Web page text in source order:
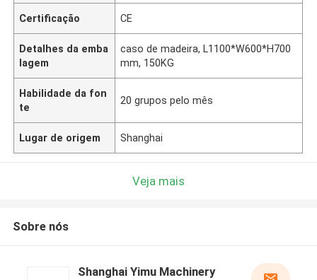
Certificação CE
Detalhes da emba
lagem
caso de madeira, L1100*W600*H700
mm, 150KG
Habilidade da fon
te
20 grupos pelo mês
Lugar de origem Shanghai
Veja mais
Sobre nós
Shanghai Yimu Machinery